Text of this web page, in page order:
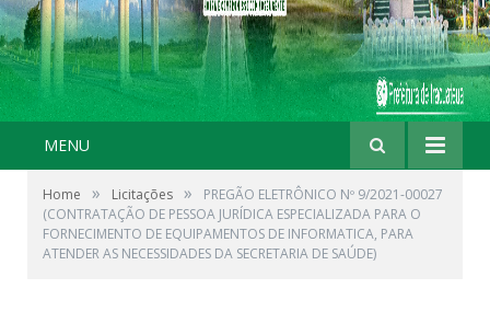
MENU
Home » Licitações »
PREGÃO ELETRÔNICO Nº 9/2021-00027
(CONTRATAÇÃO DE PESSOA JURÍDICA ESPECIALIZADA PARA O
FORNECIMENTO DE EQUIPAMENTOS DE INFORMATICA, PARA
ATENDER AS NECESSIDADES DA SECRETARIA DE SAÚDE)